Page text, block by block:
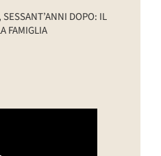
DOPO: IL
FAMIGLIA